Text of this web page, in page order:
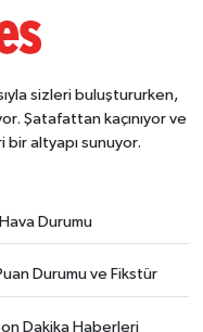
sizleri buluştururken,
Şatafattan kaçınıyor ve
altyapı sunuyor.
Hava Durumu
Durumu ve Fikstür
Dakika Haberleri